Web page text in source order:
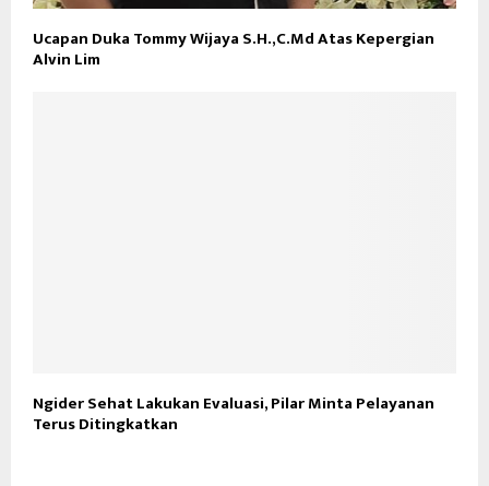
Ucapan Duka Tommy Wijaya S.H.,C.Md Atas Kepergian
Alvin Lim
Ngider Sehat Lakukan Evaluasi, Pilar Minta Pelayanan
Terus Ditingkatkan